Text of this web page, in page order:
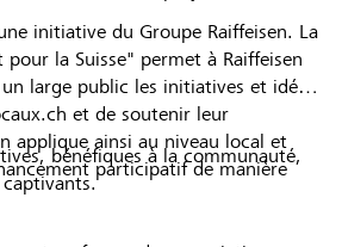
initiative du Groupe Raiffeisen. La
pour la Suisse" permet à Raiffeisen
large public les initiatives et idées
et de soutenir leur
applique ainsi au niveau local et
participatif de manière
bénéfiques à la communauté,